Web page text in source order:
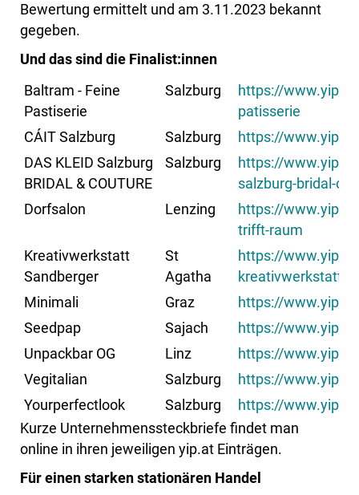
Bewertung ermittelt und am 3.11.2023 bekannt
gegeben.
Und das sind die Finalist:innen
Baltram - Feine
Pastiserie
Salzburg
https://
patisserie
CÁIT Salzburg
Salzburg
https://
DAS KLEID Salzburg
BRIDAL & COUTURE
Salzburg
https://
salzburg-bridal-
Dorfsalon
Lenzing
https://
trifft-raum
Kreativwerkstatt
Sandberger
St
Agatha
https://
kreativwerkstatt-
Minimali
Graz
https://
Seedpap
Sajach
https://
Unpackbar OG
Linz
https://
Vegitalian
Salzburg
https://
Yourperfectlook
Salzburg
https://
Kurze Unternehmenssteckbriefe findet man
online in ihren jeweiligen yip.at Einträgen.
Für einen starken stationären Handel